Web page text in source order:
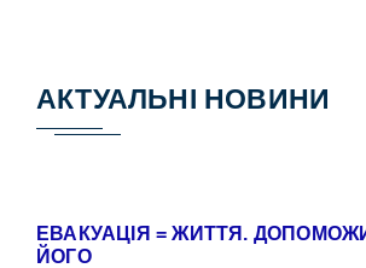
АКТУАЛЬНІ НОВИНИ
ЕВАКУАЦІЯ = ЖИТТЯ.
ЙОГО